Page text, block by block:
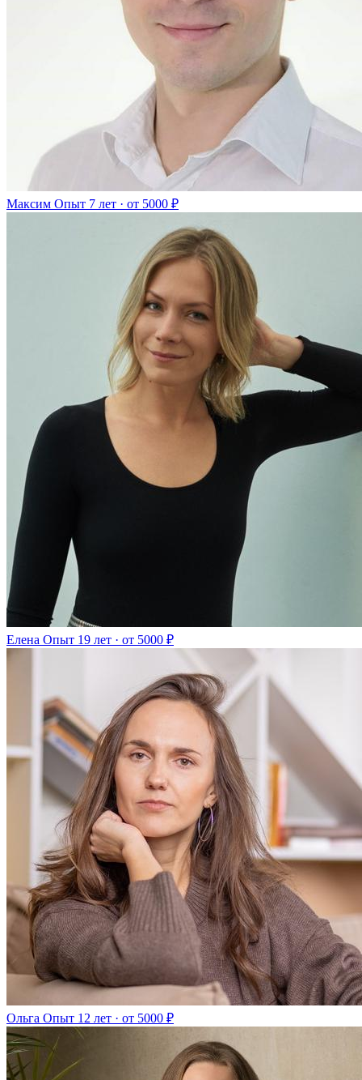
Максим Опыт 7 лет · от 5000 ₽
Елена Опыт 19 лет · от 5000 ₽
Ольга Опыт 12 лет · от 5000 ₽